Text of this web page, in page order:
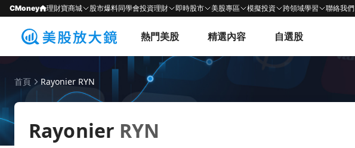
CMoney 理財寶商城 股市爆料同學會投資理財 即時股市 美股專區 模擬投資 跨領域學習 聯絡我們
熱門美股 精選內容 自選股
首頁 Rayonier RYN
Rayonier RYN